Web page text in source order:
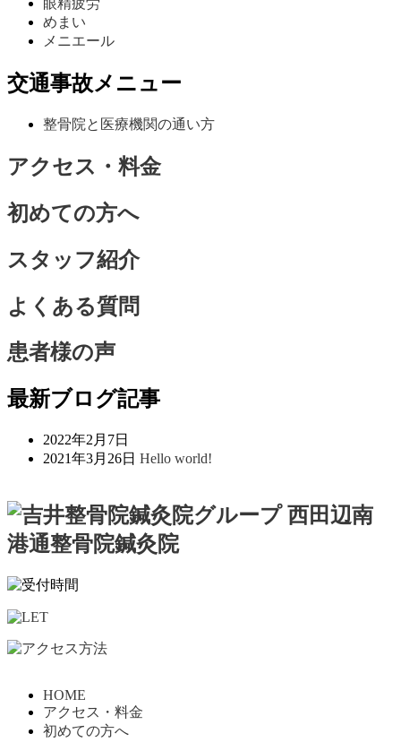
眼精疲労
めまい
メニエール
交通事故メニュー
整骨院と医療機関の通い方
アクセス・料金
初めての方へ
スタッフ紹介
よくある質問
患者様の声
最新ブログ記事
2022年2月7日
2021年3月26日 Hello world!
HOME
アクセス・料金
初めての方へ